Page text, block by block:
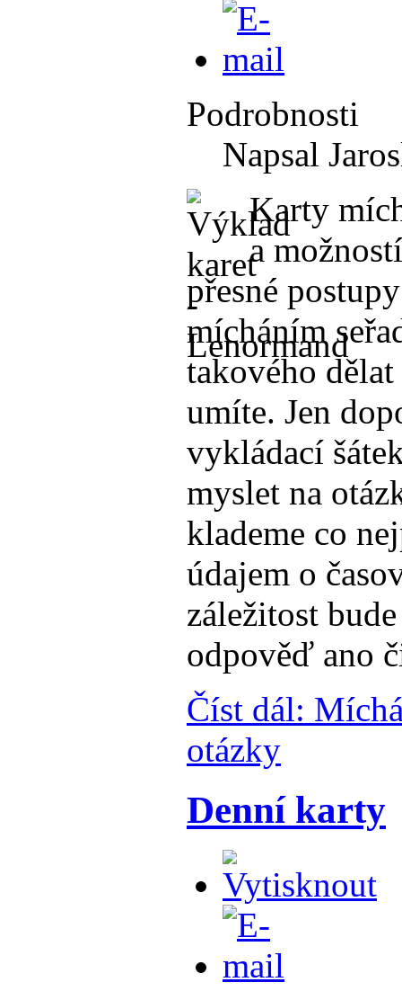
Podrobnosti
Napsal
Karty
a
přesné
mícháním
takového
umíte. Jen
vykládací
myslet na
klademe co
údajem o
záležitost
odpověď ano
Číst dál:
otázky
Denní karty